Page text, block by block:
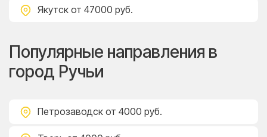
Якутск от 47000 руб.
Популярные направления в
город Ручьи
Петрозаводск от 4000 руб.